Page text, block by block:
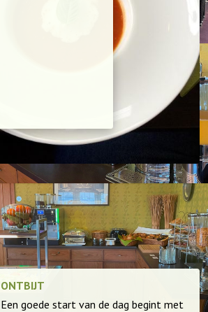
ONTBIJT
Een goede start van de dag begint met